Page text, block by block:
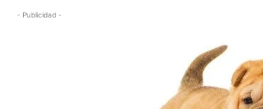
- Publicidad -